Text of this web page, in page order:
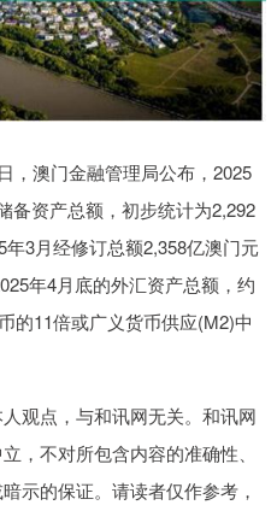
，澳门金融管理局公布，2025
备资产总额，初步统计为2,292
3月经修订总额2,358亿澳门元
年4月底的外汇资产总额，约
的11倍或广义货币供应(M2)中
观点，与和讯网无关。和讯网
，不对所包含内容的准确性、
示的保证。请读者仅作参考，